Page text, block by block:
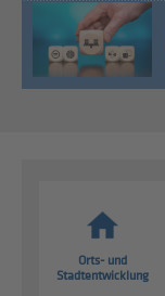
Orts- und
Stadtentwicklung